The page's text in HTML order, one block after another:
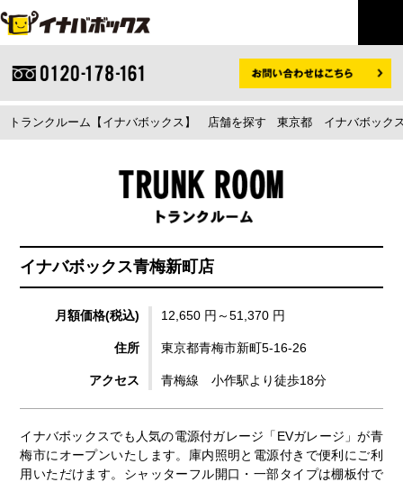
トランクルーム【イナバボックス】 店舗を探す 東京都 イナバボック
イナバボックス青梅新町店
月額価格(税込) 12,650 円～51,370 円
住所 東京都青梅市新町5-16-26
アクセス 青梅線 小作駅より徒歩18分
イナバボックスでも人気の電源付ガレージ「EVガレージ」が青
梅市にオープンいたします。庫内照明と電源付きで便利にご利
用いただけます。シャッターフル開口・一部タイプは棚板付で